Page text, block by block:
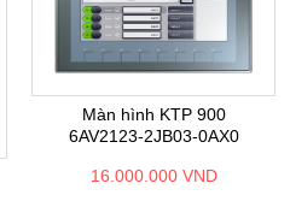
Màn hình KTP 900
6AV2123-2JB03-0AX0
16.000.000 VND